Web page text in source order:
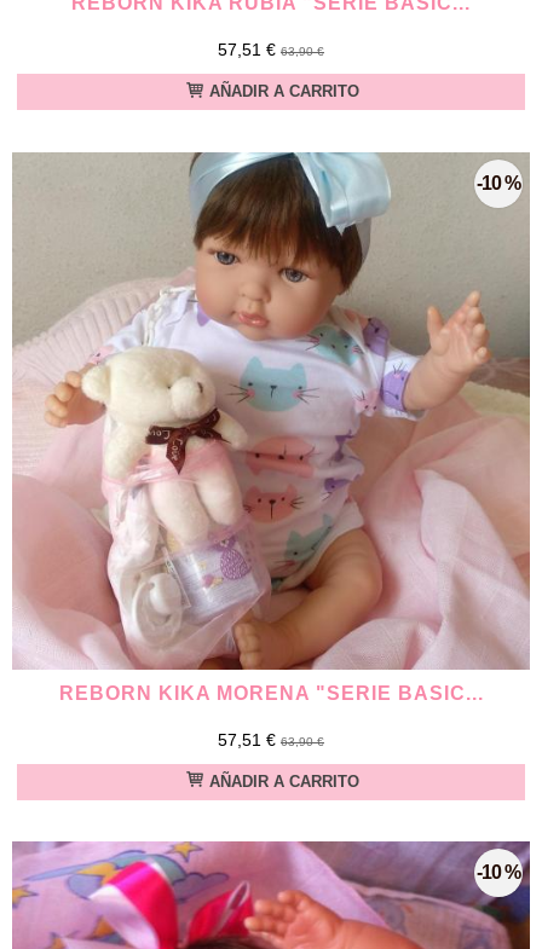
57,51 € 63,90 €
AÑADIR A CARRITO
-10 %
REBORN KIKA MORENA "SERIE BASIC...
57,51 € 63,90 €
AÑADIR A CARRITO
-10 %